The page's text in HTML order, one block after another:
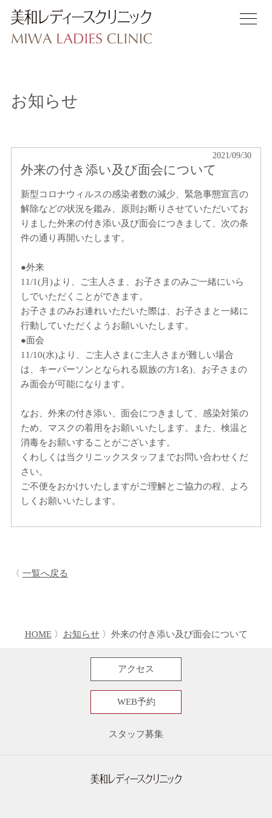
お知らせ
2021/09/30
外来の付き添い及び面会について
新型コロナウィルスの感染者数の減少、緊急事態宣言の
解除などの状況を鑑み、原則お断りさせていただいてお
りました外来の付き添い及び面会につきまして、次の条
件の通り再開いたします。
●外来
11/1(月)より、ご主人さま、お子さまのみご一緒にいら
しでいただくことができます。
お子さまのみお連れいただいた際は、お子さまと一緒に
行動していただくようお願いいたします。
●面会
11/10(水)より、ご主人さま(ご主人さまが難しい場合
は、キーパーソンとなられる親族の方1名)、お子さまの
み面会が可能になります。
なお、外来の付き添い、面会につきまして、感染対策の
ため、マスクの着用をお願いいたします。また、検温と
消毒をお願いすることがございます。
くわしくは当クリニックスタッフまでお問い合わせくだ
さい。
ご不便をおかけいたしますがご理解とご協力の程、よろ
しくお願いいたします。
一覧へ戻る
HOME お知らせ 外来の付き添い及び面会について
入院について
婦人科について
アクセス
アクセス
WEB予約
スタッフ募集